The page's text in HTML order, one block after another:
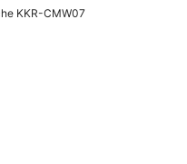
KKR-CMW07